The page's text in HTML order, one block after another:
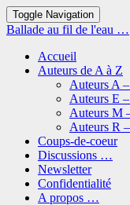
Toggle Navigation
Ballade au fil de l'eau …
Accueil
Auteurs de A à Z
Auteurs A
Auteurs E
Auteurs M
Auteurs R
Coups-de-coeur
Discussions …
Newsletter
Confidentialité
A propos …